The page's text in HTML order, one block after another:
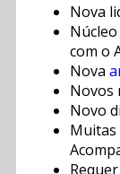
Nova
com o
Nova
Novos
Novo
Muitas